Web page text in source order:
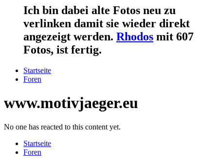
Ich bin dabei alte Fotos neu zu
verlinken damit sie wieder direkt
angezeigt werden. Rhodos mit 607
Fotos, ist fertig.
Startseite
Foren
www.motivjaeger.eu
No one has reacted to this content yet.
Startseite
Foren